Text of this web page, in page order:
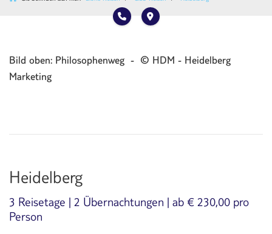
Bild oben: Philosophenweg - © HDM - Heidelberg
Marketing
Heidelberg
3 Reisetage | 2 Übernachtungen | ab € 230,00 pro
Person